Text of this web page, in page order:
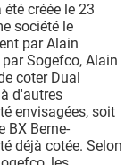
créée le 23
société le
par Alain
Sogefco, Alain
coter Dual
d'autres
envisagées, soit
BX Berne-
déjà cotée. Selon